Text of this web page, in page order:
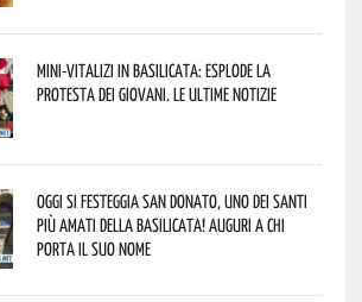
Mini-vitalizi in Basilicata: esplode la
protesta dei giovani. Le ultime notizie
Oggi si festeggia San Donato, uno dei Santi
più amati della Basilicata! Auguri a chi
porta il suo nome